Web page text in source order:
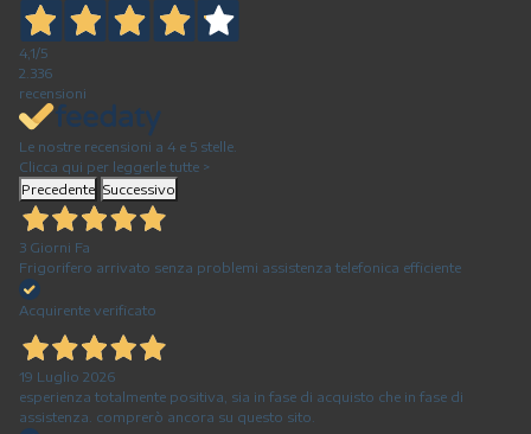
4,1/5
2.336
recensioni
Le nostre recensioni a 4 e 5 stelle.
Clicca qui per leggerle tutte >
Precedente Successivo
3 Giorni Fa
Frigorifero arrivato senza problemi assistenza telefonica efficiente
Acquirente verificato
19 Luglio 2026
esperienza totalmente positiva, sia in fase di acquisto che in fase di
assistenza. comprerò ancora su questo sito.